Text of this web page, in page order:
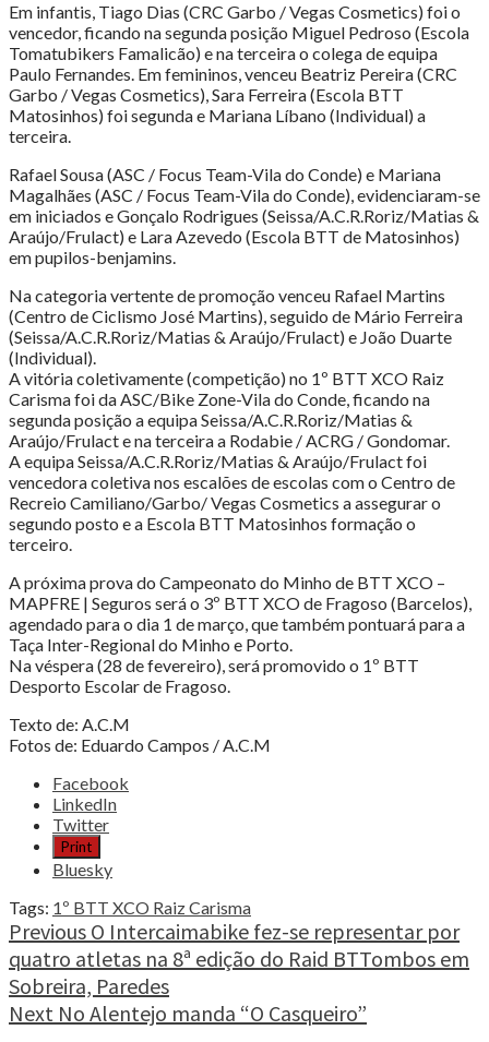
Em infantis, Tiago Dias (CRC Garbo / Vegas Cosmetics) foi o
vencedor, ficando na segunda posição Miguel Pedroso (Escola
Tomatubikers Famalicão) e na terceira o colega de equipa
Paulo Fernandes. Em femininos, venceu Beatriz Pereira (CRC
Garbo / Vegas Cosmetics), Sara Ferreira (Escola BTT
Matosinhos) foi segunda e Mariana Líbano (Individual) a
terceira.
Rafael Sousa (ASC / Focus Team-Vila do Conde) e Mariana
Magalhães (ASC / Focus Team-Vila do Conde), evidenciaram-se
em iniciados e Gonçalo Rodrigues (Seissa/A.C.R.Roriz/Matias &
Araújo/Frulact) e Lara Azevedo (Escola BTT de Matosinhos)
em pupilos-benjamins.
Na categoria vertente de promoção venceu Rafael Martins
(Centro de Ciclismo José Martins), seguido de Mário Ferreira
(Seissa/A.C.R.Roriz/Matias & Araújo/Frulact) e João Duarte
(Individual).
A vitória coletivamente (competição) no 1º BTT XCO Raiz
Carisma foi da ASC/Bike Zone-Vila do Conde, ficando na
segunda posição a equipa Seissa/A.C.R.Roriz/Matias &
Araújo/Frulact e na terceira a Rodabie / ACRG / Gondomar.
A equipa Seissa/A.C.R.Roriz/Matias & Araújo/Frulact foi
vencedora coletiva nos escalões de escolas com o Centro de
Recreio Camiliano/Garbo/ Vegas Cosmetics a assegurar o
segundo posto e a Escola BTT Matosinhos formação o
terceiro.
A próxima prova do Campeonato do Minho de BTT XCO –
MAPFRE | Seguros será o 3º BTT XCO de Fragoso (Barcelos),
agendado para o dia 1 de março, que também pontuará para a
Taça Inter-Regional do Minho e Porto.
Na véspera (28 de fevereiro), será promovido o 1º BTT
Desporto Escolar de Fragoso.
Texto de: A.C.M
Fotos de: Eduardo Campos / A.C.M
Share
post
"José
Dias
Ana
Vigário
venceram
o
1º
BTT
XCO
Facebook
LinkedIn
Twitter
Print
Bluesky
Tags: 1º BTT XCO Raiz Carisma
Continue
Reading
Previous O Intercaimabike fez-se representar por
quatro atletas na 8ª edição do Raid BTTombos em
Sobreira, Paredes
Next No Alentejo manda “O Casqueiro”